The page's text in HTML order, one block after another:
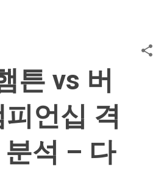
튼 vs 버
언십 격
석 – 다